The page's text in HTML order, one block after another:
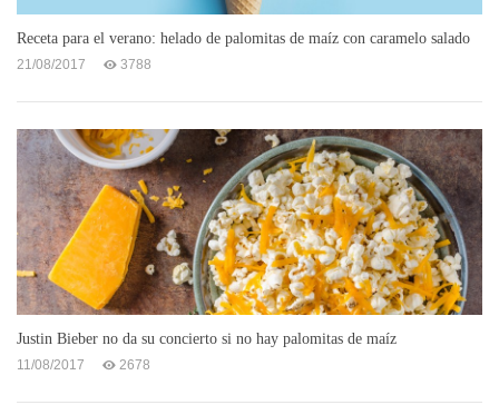
Receta para el verano: helado de palomitas de maíz con caramelo salado
21/08/2017 3788
Justin Bieber no da su concierto si no hay palomitas de maíz
11/08/2017 2678